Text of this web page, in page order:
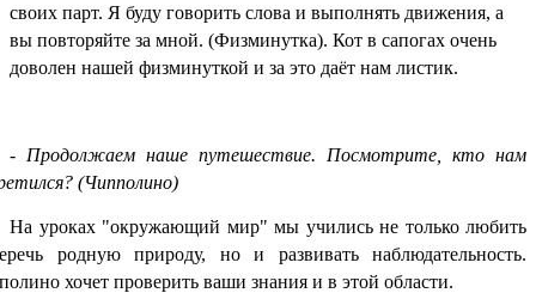
своих парт. Я буду говорить слова и выполнять движения, а
вы повторяйте за мной. (Физминутка). Кот в сапогах очень
доволен нашей физминуткой и за это даёт нам листик.
- Продолжаем наше путешествие. Посмотрите, кто нам
(Чипполино)
На уроках "окружающий мир" мы учились не только любить
родную природу, но и развивать наблюдательность.
хочет проверить ваши знания и в этой области.